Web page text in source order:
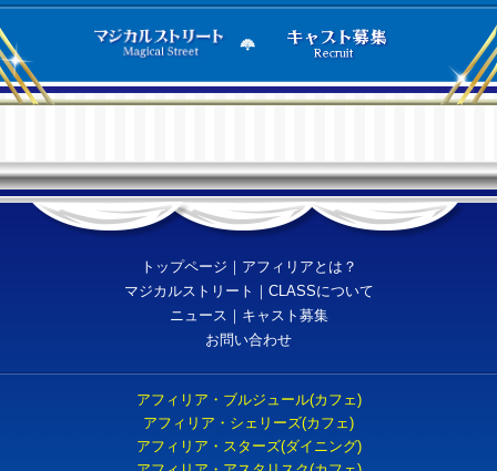
トップページ ｜ アフィリアとは？
マジカルストリート ｜ CLASSについて
ニュース ｜ キャスト募集
お問い合わせ
アフィリア・ブルジュール(カフェ)
アフィリア・シェリーズ(カフェ)
アフィリア・スターズ(ダイニング)